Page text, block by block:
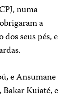
numa
a
seus pés, e
e Ansumane
Bakar Kuiaté, e